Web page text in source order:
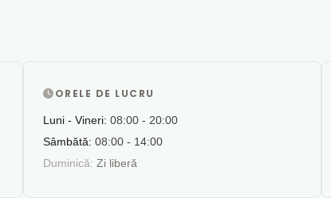
ORELE DE LUCRU
Luni - Vineri: 08:00 - 20:00
Sâmbătă: 08:00 - 14:00
Duminică: Zi liberă